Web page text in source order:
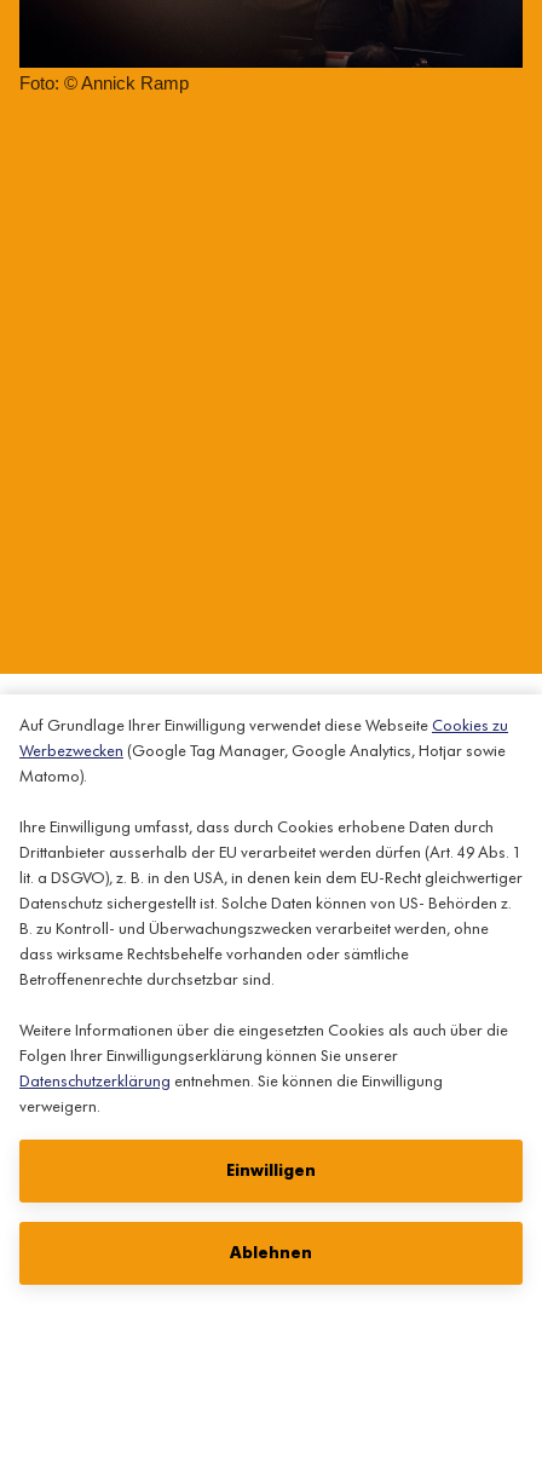
Foto: © Annick Ramp
Gerne stehen wir Ihnen bei Fragen & Unklarheiten zur Verfügung unter:
migrosclassics@seetickets.ch
language: EN
Auf Grundlage Ihrer Einwilligung verwendet diese WebseiteCookies zu
Werbezwecken (Google Tag Manager, Google Analytics, Hotjar sowie
Matomo).
Ihre Einwilligung umfasst, dass durch Cookies erhobene Daten durch
Drittanbieter ausserhalb der EU verarbeitet werden dürfen (Art. 49 Abs. 1
lit. a DSGVO), z. B. in den USA, in denen kein dem EU-Recht gleichwertiger
Datenschutz sichergestellt ist. Solche Daten können von US- Behörden z.
B. zu Kontroll- und Überwachungszwecken verarbeitet werden, ohne
dass wirksame Rechtsbehelfe vorhanden oder sämtliche
Betroffenenrechte durchsetzbar sind.
Weitere Informationen über die eingesetzten Cookies als auch über die
Folgen Ihrer Einwilligungserklärung können Sie unserer
Datenschutzerklärung entnehmen. Sie können die Einwilligung
verweigern.
Einwilligen
Ablehnen